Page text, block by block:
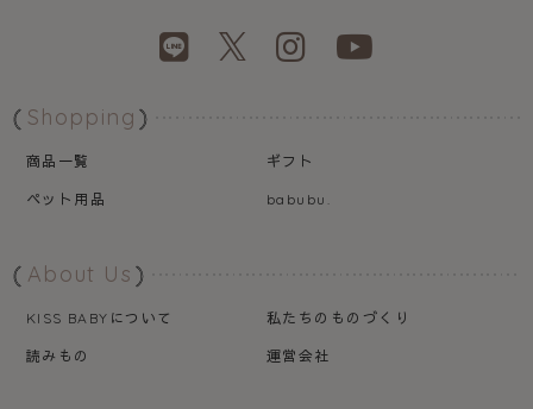
Shopping
商品一覧
ギフト
ペット用品
babubu.
About Us
KISS BABY について
私たちのものづくり
読みもの
運営会社